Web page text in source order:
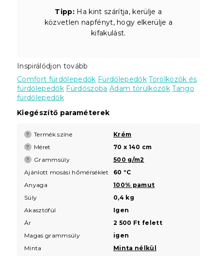
Tipp: Ha kint szárítja, kerülje a
közvetlen napfényt, hogy elkerülje a
kifakulást.
Inspirálódjon tovább
Comfort fürdőlepedők Fürdőlepedők Törölközők és
fürdőlepedők Fürdőszoba Adam törülközők Tango
fürdőlepedők
Kiegészítő paraméterek
? Termék színe Krém
? Méret 70 x 140 cm
? Grammsúly
500 g/m2
Ajánlott mosási hőmérséklet
60 °C
Anyaga
100% pamut
Súly
0,4 kg
Akasztófül
Igen
Ár
2 500 Ft felett
Magas grammsúly
igen
Minta
Minta nélkül